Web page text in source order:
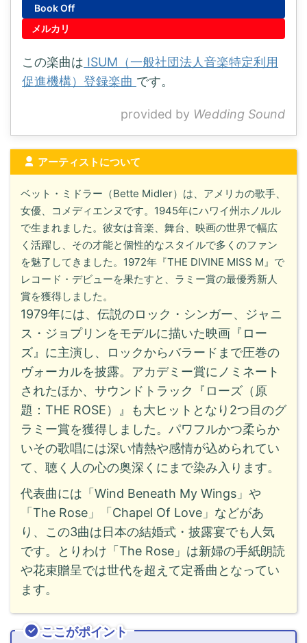
Book Off
メルカリ
この楽曲は ISUM（一般社団法人音楽特定利用
促進機構）登録楽曲 です。
provided by Wedding Sound
アーティストについて
ベット・ミドラー（Bette Midler）は、アメリカの歌手、
女優、コメディエンヌです。1945年にハワイ州ホノルル
で生まれました。彼女は音楽、舞台、映画の世界で幅広
く活躍し、その才能と個性的なスタイルで多くのファン
を魅了してきました。1972年『THE DIVINE MISS M』で
レコード・デビューを果たすと、ラミー賞の最優秀新人
賞を獲得しました。
1979年には、伝説のロック・シンガー、ジャニ
ス・ジョプリンをモデルに描いた映画『ロー
ズ』に主演し、ロックからバラードまで圧巻の
ヴォーカルを披露。アカデミー賞にノミネート
されたほか、サウンドトラック『ローズ（原
題：THE ROSE）』も大ヒットとなり2つ目のグ
ラミー賞を獲得しました。パワフルかつ柔らか
いその歌唱には深い情熱や感情が込められてい
て、聴く人の心の奥深くにまで染み入ります。
代表曲には「Wind Beneath My Wings」や
「The Rose」「Chapel Of Love」などがあ
り、この3曲は日本の結婚式・披露宴でも人気
です。とりわけ「The Rose」は新婦の手紙朗読
や花束贈呈では世代を超えて定番曲となってい
ます。
ここがポイント